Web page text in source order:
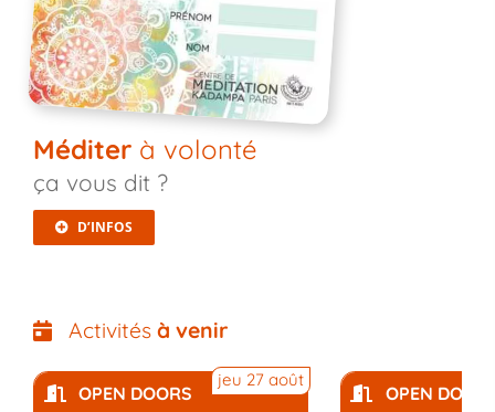
Méditerà volonté
ça vous dit ?
D’INFOS
Activités à venir
OPEN DOORS
jeu 27 août
OPEN